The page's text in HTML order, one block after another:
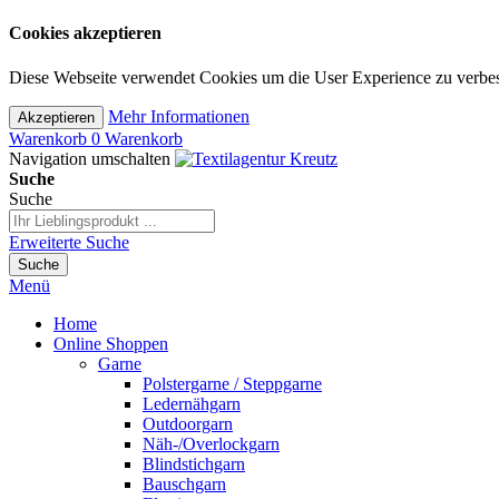
Cookies akzeptieren
Diese Webseite verwendet Cookies um die User Experience zu
Akzeptieren
Mehr Informationen
Warenkorb 0 Warenkorb
Navigation umschalten
Suche
Suche
Erweiterte Suche
Suche
Menü
Home
Online Shoppen
Garne
Polstergarne / Steppgarne
Ledernähgarn
Outdoorgarn
Näh-/Overlockgarn
Blindstichgarn
Bauschgarn